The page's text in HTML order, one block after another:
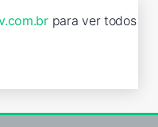
para ver todos